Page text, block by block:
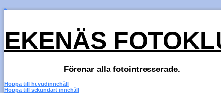
↓
EKENÄS
Förenar alla fotointresserade.
Hoppa till huvudinnehåll
Hoppa till sekundärt innehåll